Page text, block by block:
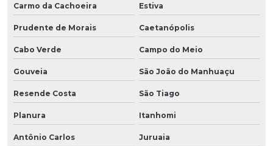
Carmo da Cachoeira Estiva
Prudente de Morais Caetanópolis
Cabo Verde Campo do Meio
Gouveia São João do Manhuaçu
Resende Costa São Tiago
Planura Itanhomi
Antônio Carlos Juruaia